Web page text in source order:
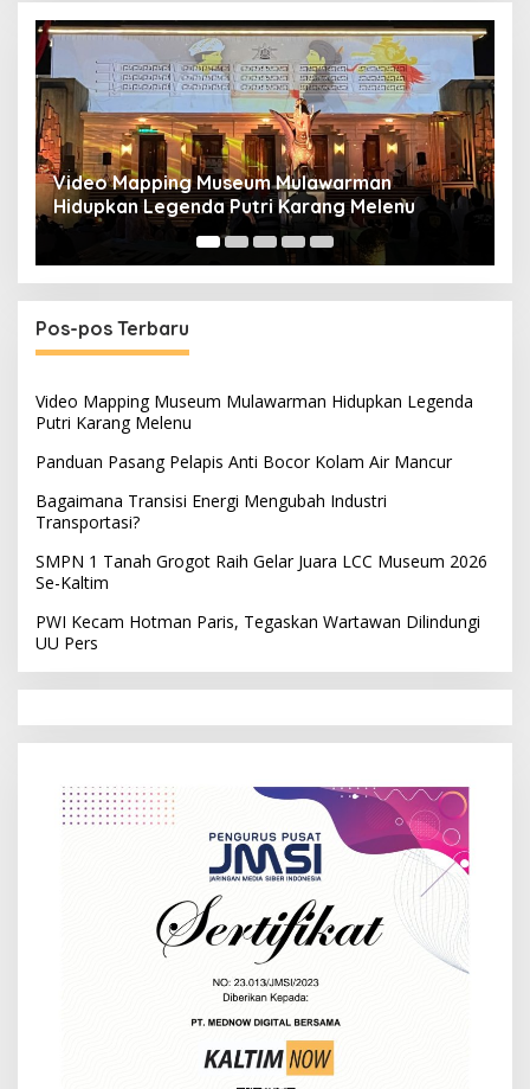
Melenu
Panduan Pasang Pelapis Anti Bocor
Mancur
Pos-pos Terbaru
Video Mapping Museum Mulawarman Hidupkan Legenda
Putri Karang Melenu
Panduan Pasang Pelapis Anti Bocor Kolam Air Mancur
Bagaimana Transisi Energi Mengubah Industri
Transportasi?
SMPN 1 Tanah Grogot Raih Gelar Juara LCC Museum 2026
Se-Kaltim
PWI Kecam Hotman Paris, Tegaskan Wartawan Dilindungi
UU Pers